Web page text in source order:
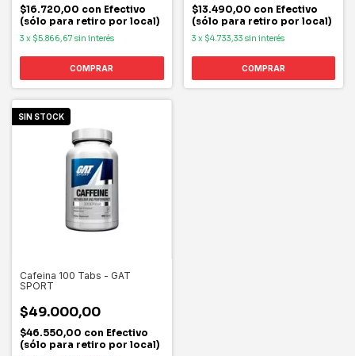
$16.720,00 con Efectivo
(sólo para retiro por local)
3 x $5.866,67 sin interés
$13.490,00 con Efectivo
(sólo para retiro por local)
3 x $4.733,33 sin interés
SIN STOCK
Cafeina 100 Tabs - GAT
SPORT
$49.000,00
$46.550,00 con Efectivo
(sólo para retiro por local)